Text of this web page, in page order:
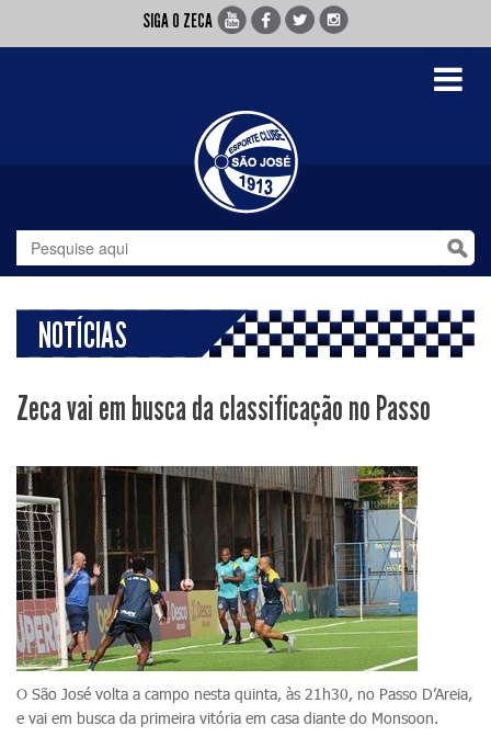
SIGA O ZECA
Toggle
NOTÍCIAS
Zeca vai em busca da classificação no Passo
O São José volta a campo nesta quinta, às 21h30, no Passo D’Areia,
e vai em busca da primeira vitória em casa diante do Monsoon.